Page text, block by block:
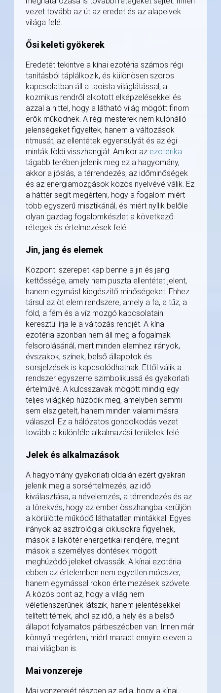
vezet tovább az út az eredet és az alapelvek
világa felé.
Ősi keleti gyökerek
Eredetét tekintve a kínai ezotéria számos régi
tanításból táplálkozik, és különösen szoros
kapcsolatban áll a taoista világlátással, a
kozmikus rendről alkotott elképzelésekkel és
azzal a hittel, hogy a látható világ mögött finom
erők működnek. A régi mesterek nem különálló
jelenségeket figyeltek, hanem a változások
ritmusát, az ellentétek egyensúlyát és az égi
minták földi visszhangját. Amikor az ezoterika
tágabb terében jelenik meg ez a hagyomány,
akkor a jóslás, a térrendezés, az időminőségek
és az energiamozgások közös nyelvévé válik. Ez
a háttér segít megérteni, hogy a fogalom miért
több egyszerű misztikánál, és miért nyílik belőle
olyan gazdag fogalomkészlet a következő
rétegek és értelmezések felé.
Jin, jang és elemek
Központi szerepet kap benne a jin és jang
kettőssége, amely nem puszta ellentétet jelent,
hanem egymást kiegészítő minőségeket. Ehhez
társul az öt elem rendszere, amely a fa, a tűz, a
föld, a fém és a víz mozgó kapcsolatain
keresztül írja le a változás rendjét. A kínai
ezotéria azonban nem áll meg a fogalmak
felsorolásánál, mert minden elemhez irányok,
évszakok, színek, belső állapotok és
sorsjelzések is kapcsolódhatnak. Ettől válik a
rendszer egyszerre szimbolikussá és gyakorlati
értelművé. A kulcsszavak mögött mindig egy
teljes világkép húzódik meg, amelyben semmi
sem elszigetelt, hanem minden valami másra
válaszol. Ez a hálózatos gondolkodás vezet
tovább a különféle alkalmazási területek felé.
Jelek és alkalmazások
A hagyomány gyakorlati oldalán ezért gyakran
jelenik meg a sorsértelmezés, az idő
kiválasztása, a névelemzés, a térrendezés és az
a törekvés, hogy az ember összhangba kerüljön
a körülötte működő láthatatlan mintákkal. Egyes
irányok az asztrológiai ciklusokra figyelnek,
mások a lakótér energetikai rendjére, megint
mások a személyes döntések mögött
meghúzódó jeleket olvassák. A kínai ezotéria
ebben az értelemben nem egyetlen módszer,
hanem egymással rokon értelmezések szövete.
A közös pont az, hogy a világ nem
véletlenszerűnek látszik, hanem jelentésekkel
telített térnek, ahol az idő, a hely és a belső
állapot folyamatos párbeszédben van. Innen már
könnyű megérteni, miért maradt ennyire eleven a
mai világban is.
Mai vonzereje
Mai vonzerejét részben az adja, hogy a kínai